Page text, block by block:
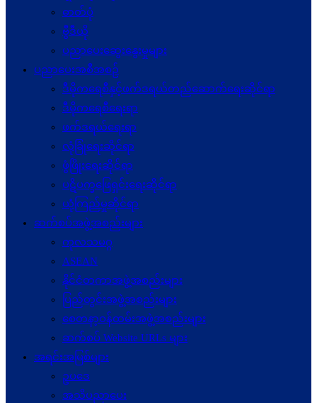
ဓာတ်ပုံ
ဗွီဒီယို
ပညာပေးဆွေးနွေးမှုများ
ပညာပေးအစီအစဉ်
ဒီမိုကရေစီနှင့်ဖက်ဒရယ်တည်ဆောက်ရေးဆိုင်ရာ
ဒီမိုကရေစီရေးရာ
ဖက်ဒရယ်ရေးရာ
လုံခြုံရေးဆိုင်ရာ
ဖွံဖြိုးရေးဆိုင်ရာ
ပဋိပက္ခ‌ဖြေရှင်းရေးဆိုင်ရာ
ယုံကြည်မှုဆိုင်ရာ
ဆက်စပ်အဖွဲ့အစည်းများ
ကုလသမဂ္ဂ
ASEAN
နိုင်ငံတကာအဖွဲ့အစည်းများ
ပြည်တွင်းအဖွဲ့အစည်းများ
စေတနာ့ဝန်ထမ်းအဖွဲ့အစည်းများ
ဆက်စပ် Website URLs များ
အရင်းအမြစ်များ
ဥပဒေ
အသိပညာပေး